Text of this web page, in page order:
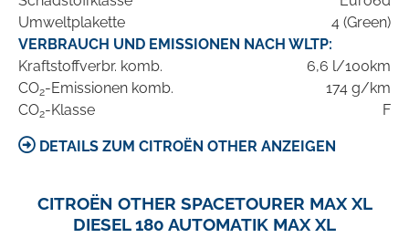
Umweltplakette
4 (Green)
VERBRAUCH UND EMISSIONEN NACH WLTP:
Kraftstoffverbr. komb.
6,6 l/100km
CO2-Emissionen komb.
174 g/km
CO2-Klasse F
DETAILS ZUM CITROËN OTHER ANZEIGEN
CITROËN OTHER SPACETOURER MAX XL
DIESEL 180 AUTOMATIK MAX XL